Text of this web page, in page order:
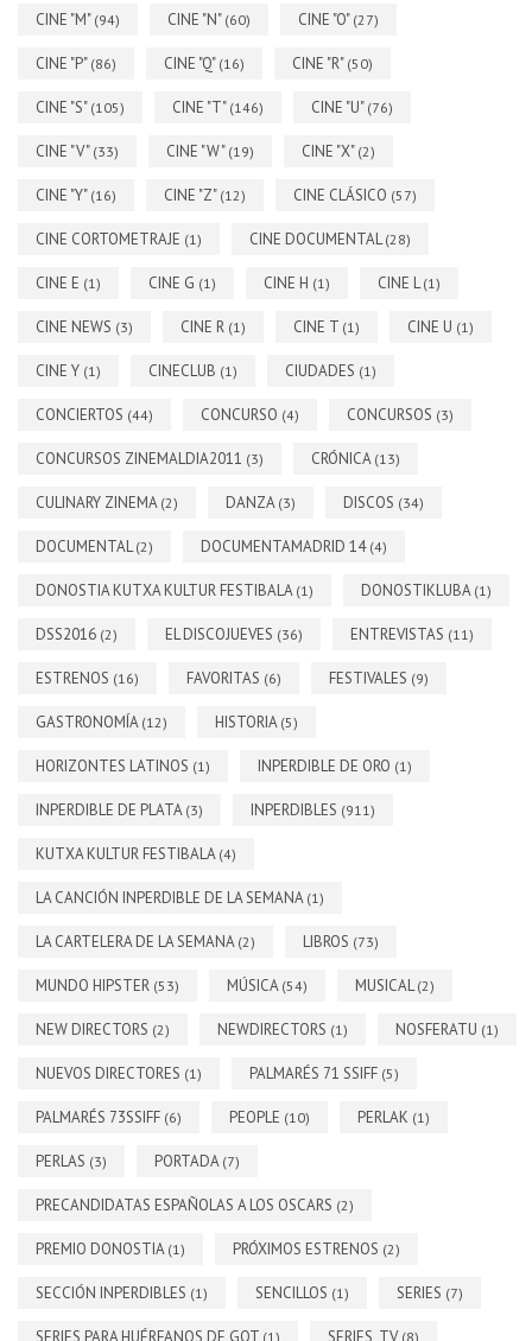
CINE "M" (94) CINE "N" (60) CINE "O" (27)
CINE "P" (86) CINE "Q" (16) CINE "R" (50)
CINE "S" (105) CINE "T" (146) CINE "U" (76)
CINE "V" (33) CINE "W" (19) CINE "X" (2)
CINE "Y" (16) CINE "Z" (12) CINE CLÁSICO (57)
CINE CORTOMETRAJE (1) CINE DOCUMENTAL(28)
CINE E (1) CINE G (1) CINE H (1) CINE L(1)
CINE NEWS (3) CINE R (1) CINE T (1) CINE U (1)
CINE Y (1) CINECLUB (1) CIUDADES (1)
CONCIERTOS (44) CONCURSO (4) CONCURSOS (3)
CONCURSOS ZINEMALDIA2011 (3) CRÓNICA (13)
CULINARY ZINEMA (2) DANZA (3) DISCOS (34)
DOCUMENTAL(2) DOCUMENTAMADRID 14 (4)
DONOSTIA KUTXA KULTUR FESTIBALA (1) DONOSTIKLUBA (1)
DSS2016 (2) EL DISCOJUEVES (36) ENTREVISTAS (11)
ESTRENOS (16) FAVORITAS (6) FESTIVALES (9)
GASTRONOMÍA (12) HISTORIA (5)
HORIZONTES LATINOS (1) INPERDIBLE DE ORO (1)
INPERDIBLE DE PLATA (3) INPERDIBLES (911)
KUTXA KULTUR FESTIBALA (4)
LA CANCIÓN INPERDIBLE DE LA SEMANA (1)
LA CARTELERA DE LA SEMANA (2) LIBROS (73)
MUNDO HIPSTER (53) MÚSICA (54) MUSICAL(2)
NEW DIRECTORS (2) NEWDIRECTORS (1) NOSFERATU (1)
NUEVOS DIRECTORES (1) PALMARÉS 71 SSIFF (5)
PALMARÉS 73SSIFF (6) PEOPLE (10) PERLAK (1)
PERLAS (3) PORTADA (7)
PRECANDIDATAS ESPAÑOLAS A LOS OSCARS (2)
PREMIO DONOSTIA (1) PRÓXIMOS ESTRENOS (2)
SECCIÓN INPERDIBLES (1) SENCILLOS (1) SERIES (7)
(1) (8)